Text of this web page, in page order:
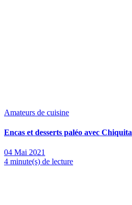
Amateurs de cuisine
Encas et desserts paléo avec Chiquita
04 Mai 2021
4 minute(s) de lecture